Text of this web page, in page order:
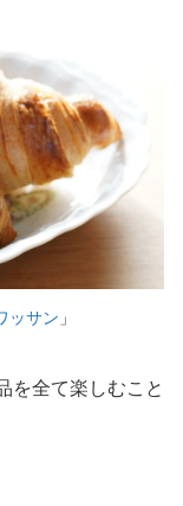
ッサン 」
を全て楽しむこと